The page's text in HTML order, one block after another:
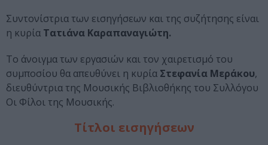
Συντονίστρια των εισηγήσεων και της συζήτησης είναι
η κυρία Τατιάνα Καραπαναγιώτη.
Το άνοιγμα των εργασιών και τον χαιρετισμό του
συμποσίου θα απευθύνει η κυρία Στεφανία Μεράκου,
διευθύντρια της Μουσικής Βιβλιοθήκης του Συλλόγου
Οι Φίλοι της Μουσικής.
Τίτλοι εισηγήσεων